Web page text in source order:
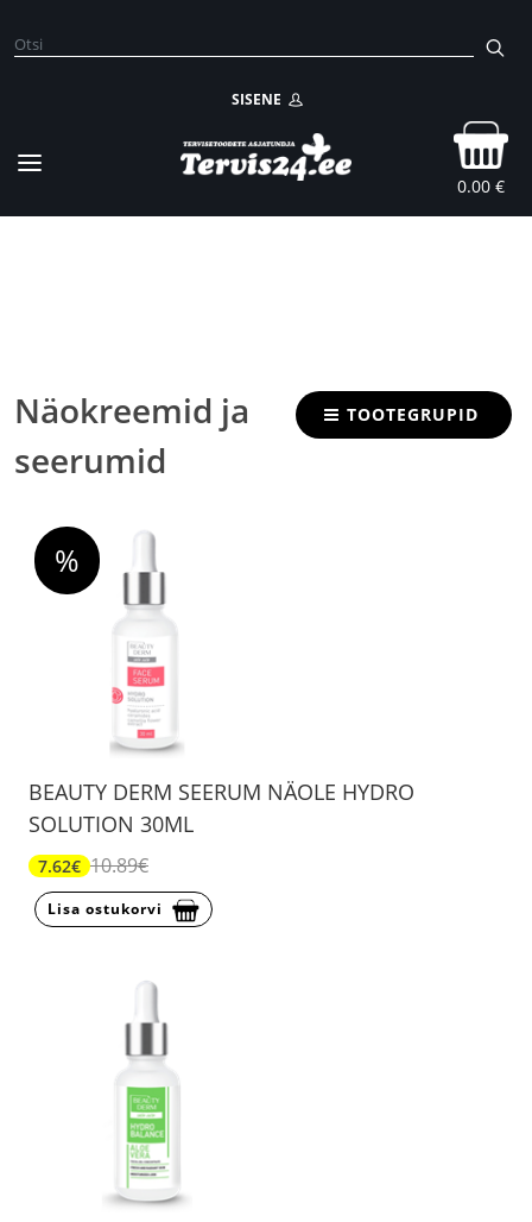
SISENE
0.00 €
TOOTEGRUPID
Näokreemid ja
seerumid
%
BEAUTY DERM SEERUM NÄOLE HYDRO
SOLUTION 30ML
7.62€ 10.89€
Lisa ostukorvi